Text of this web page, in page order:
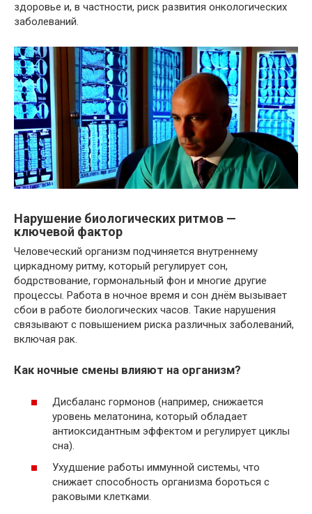
здоровье и, в частности, риск развития онкологических
заболеваний.
Нарушение биологических ритмов —
ключевой фактор
Человеческий организм подчиняется внутреннему
циркадному ритму, который регулирует сон,
бодрствование, гормональный фон и многие другие
процессы. Работа в ночное время и сон днём вызывает
сбои в работе биологических часов. Такие нарушения
связывают с повышением риска различных заболеваний,
включая рак.
Как ночные смены влияют на организм?
Дисбаланс гормонов (например, снижается
уровень мелатонина, который обладает
антиоксидантным эффектом и регулирует циклы
сна).
Ухудшение работы иммунной системы, что
снижает способность организма бороться с
раковыми клетками.